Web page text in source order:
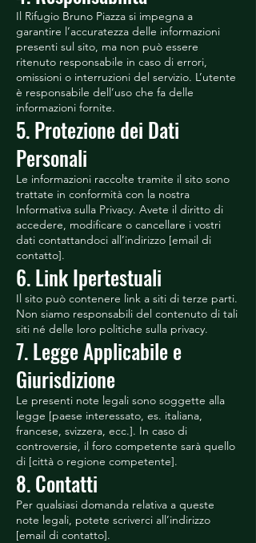
Il Rifugio Bruno Piazza si impegna a
garantire l’accuratezza delle informazioni
presenti sul sito, ma non può essere
ritenuto responsabile in caso di errori,
omissioni o interruzioni del servizio. L’utente
è responsabile dell’uso che fa delle
informazioni fornite.
5. Protezione dei Dati
Personali
Le informazioni raccolte tramite il sito sono
trattate in conformità con la nostra
Informativa sulla Privacy. Avete il diritto di
accedere, modificare o cancellare i vostri
dati contattandoci all’indirizzo [email di
contatto].
6. Link Ipertestuali
Il sito può contenere link a siti di terze parti.
Non siamo responsabili del contenuto di tali
siti né delle loro politiche sulla privacy.
7. Legge Applicabile e
Giurisdizione
Le presenti note legali sono soggette alla
legge [paese interessato, es. italiana,
francese, svizzera, ecc.]. In caso di
controversie, il foro competente sarà quello
di [città o regione competente].
8. Contatti
Per qualsiasi domanda relativa a queste
note legali, potete scriverci all’indirizzo
[email di contatto].